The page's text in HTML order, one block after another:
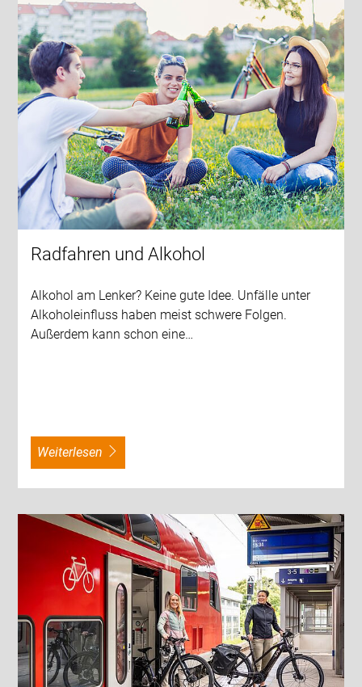
Radfahren und Alkohol
Alkohol am Lenker? Keine gute Idee. Unfälle unter
Alkoholeinfluss haben meist schwere Folgen.
Außerdem kann schon eine…
weiterlesen